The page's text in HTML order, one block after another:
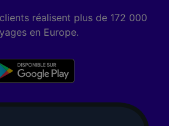
réalisent plus de 172 000
en Europe.